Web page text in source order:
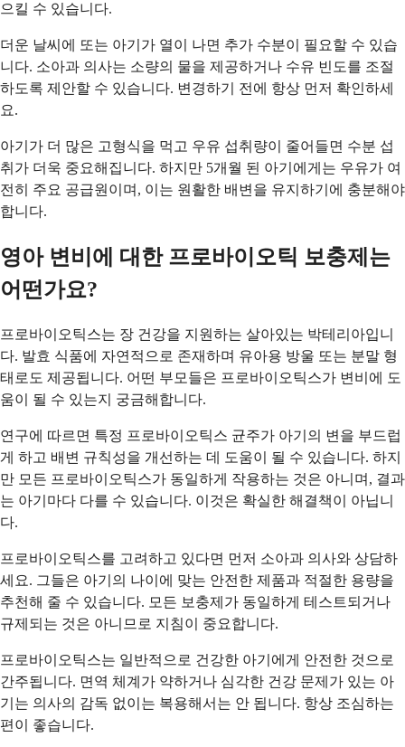
으킬 수 있습니다.
더운 날씨에 또는 아기가 열이 나면 추가 수분이 필요할 수 있습
니다. 소아과 의사는 소량의 물을 제공하거나 수유 빈도를 조절
하도록 제안할 수 있습니다. 변경하기 전에 항상 먼저 확인하세
요.
아기가 더 많은 고형식을 먹고 우유 섭취량이 줄어들면 수분 섭
취가 더욱 중요해집니다. 하지만 5개월 된 아기에게는 우유가 여
전히 주요 공급원이며, 이는 원활한 배변을 유지하기에 충분해야
합니다.
영아 변비에 대한 프로바이오틱 보충제는
어떤가요?
프로바이오틱스는 장 건강을 지원하는 살아있는 박테리아입니
다. 발효 식품에 자연적으로 존재하며 유아용 방울 또는 분말 형
태로도 제공됩니다. 어떤 부모들은 프로바이오틱스가 변비에 도
움이 될 수 있는지 궁금해합니다.
연구에 따르면 특정 프로바이오틱스 균주가 아기의 변을 부드럽
게 하고 배변 규칙성을 개선하는 데 도움이 될 수 있습니다. 하지
만 모든 프로바이오틱스가 동일하게 작용하는 것은 아니며, 결과
는 아기마다 다를 수 있습니다. 이것은 확실한 해결책이 아닙니
다.
프로바이오틱스를 고려하고 있다면 먼저 소아과 의사와 상담하
세요. 그들은 아기의 나이에 맞는 안전한 제품과 적절한 용량을
추천해 줄 수 있습니다. 모든 보충제가 동일하게 테스트되거나
규제되는 것은 아니므로 지침이 중요합니다.
프로바이오틱스는 일반적으로 건강한 아기에게 안전한 것으로
간주됩니다. 면역 체계가 약하거나 심각한 건강 문제가 있는 아
기는 의사의 감독 없이는 복용해서는 안 됩니다. 항상 조심하는
편이 좋습니다.